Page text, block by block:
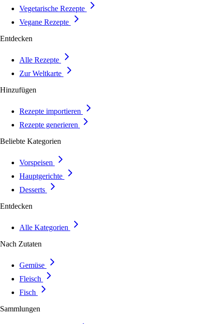
Vegetarische Rezepte
Vegane Rezepte
Entdecken
Alle Rezepte
Zur Weltkarte
Hinzufügen
Rezepte importieren
Rezepte generieren
Beliebte Kategorien
Vorspeisen
Hauptgerichte
Desserts
Entdecken
Alle Kategorien
Nach Zutaten
Gemüse
Fleisch
Fisch
Sammlungen